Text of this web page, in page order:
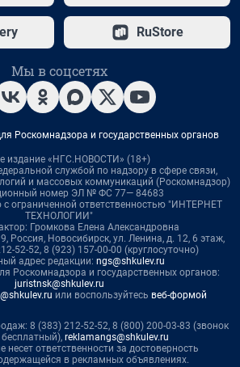
RuStore
Мы в соцсетях
Роскомнадзора и государственных органов
издание «НГС.НОВОСТИ» (18+)
службой по надзору в сфере связи,
и массовых коммуникаций (Роскомнадзор)
номер ЭЛ № ФС 77— 84683
с ограниченной ответственностью "ИНТЕРНЕТ
ТЕХНОЛОГИИ"
Громкова Елена Александровна
Россия, Новосибирск, ул. Ленина, д. 12, 6 этаж,
52-52, 8 (923) 157-00-00 (круглосуточно)
адрес редакции: ngs@shkulev.ru
Роскомнадзора и государственных органов:
juristnsk@shkulev.ru
или воспользуйтесь веб-формой
8 (383) 212-52-52, 8 (800) 200-03-83 (звонок
бесплатный), reklamangs@shkulev.ru
несет ответственности за достоверность
в рекламных объявлениях.